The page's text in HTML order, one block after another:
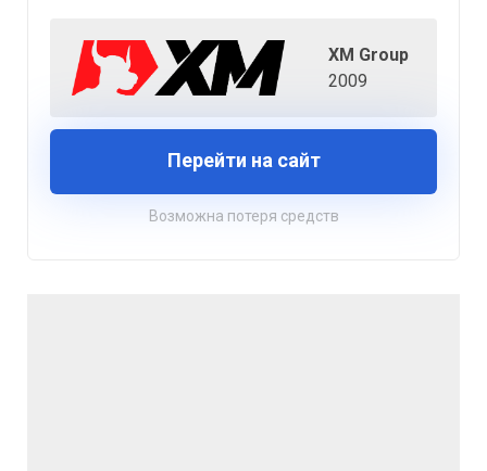
XM Group
2009
Перейти на сайт
Возможна потеря средств